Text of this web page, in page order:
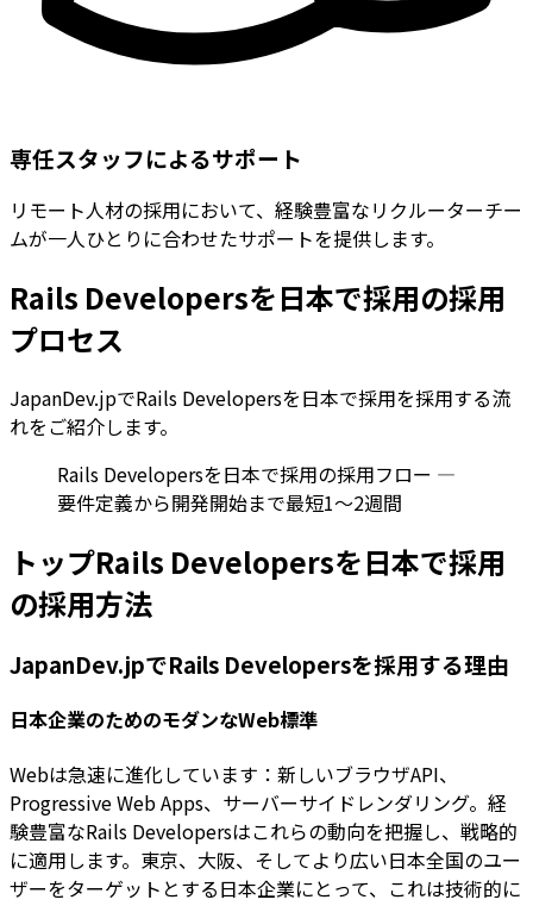
専任スタッフによるサポート
リモート人材の採用において、経験豊富なリクルーターチー
ムが一人ひとりに合わせたサポートを提供します。
Rails Developersを日本で採用の採用
プロセス
JapanDev.jpでRails Developersを日本で採用を採用する流
れをご紹介します。
Rails Developersを日本で採用の採用フロー —
要件定義から開発開始まで最短1〜2週間
トップRails Developersを日本で採用
の採用方法
JapanDev.jpでRails Developersを採用する理由
日本企業のためのモダンなWeb標準
Webは急速に進化しています：新しいブラウザAPI、
Progressive Web Apps、サーバーサイドレンダリング。経
験豊富なRails Developersはこれらの動向を把握し、戦略的
に適用します。東京、大阪、そしてより広い日本全国のユー
ザーをターゲットとする日本企業にとって、これは技術的に